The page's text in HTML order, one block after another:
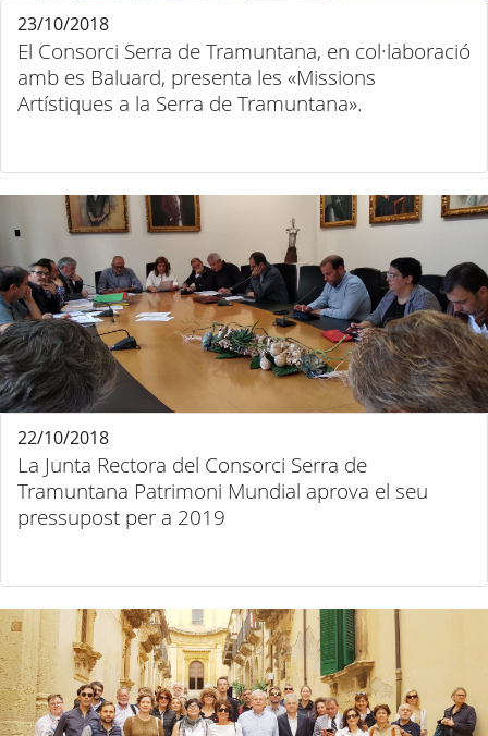
El Consorci Serra de Tramuntana, en col·laboració
amb es Baluard, presenta les «Missions
Artístiques a la Serra de Tramuntana».
23/10/2018
La Junta Rectora del Consorci Serra de
Tramuntana Patrimoni Mundial aprova el seu
pressupost per a 2019
22/10/2018